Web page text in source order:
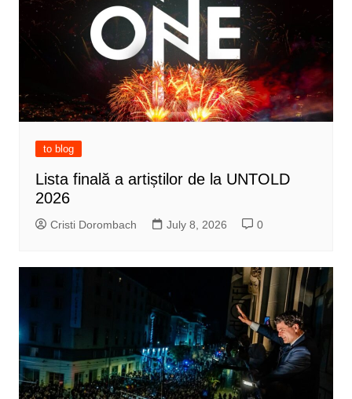
to blog
Lista finală a artiștilor de la UNTOLD
2026
Cristi Dorombach July 8, 2026 0